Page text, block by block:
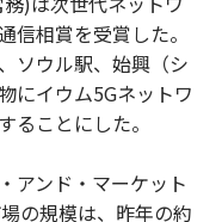
信相賞を受賞した。
ソウル駅、始興（シ
にイウム5Gネットワ
ることにした。
アンド・マーケット
の規模は、昨年の約